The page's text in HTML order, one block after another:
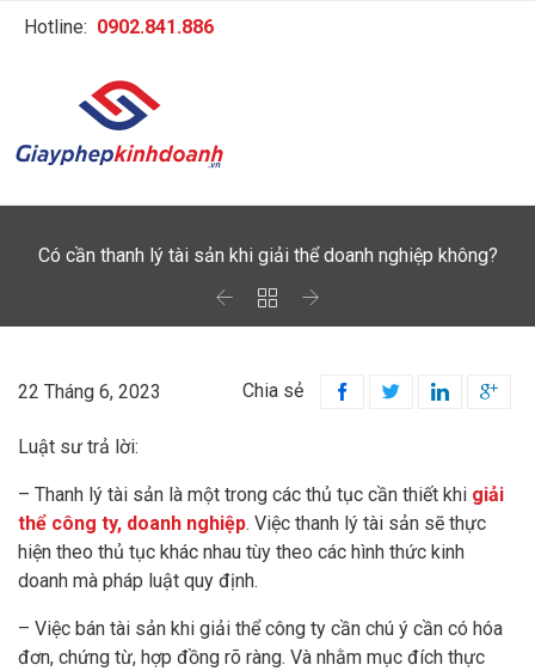
Hotline: 0902.841.886
Có cần thanh lý tài sản khi giải thể doanh nghiệp không?
  
22 Tháng 6, 2023 Chia sẻ    
Luật sư trả lời:
– Thanh lý tài sản là một trong các thủ tục cần thiết khi giải
thể công ty, doanh nghiệp. Việc thanh lý tài sản sẽ thực
hiện theo thủ tục khác nhau tùy theo các hình thức kinh
doanh mà pháp luật quy định.
– Việc bán tài sản khi giải thể công ty cần chú ý cần có hóa
đơn, chứng từ, hợp đồng rõ ràng. Và nhằm mục đích thực